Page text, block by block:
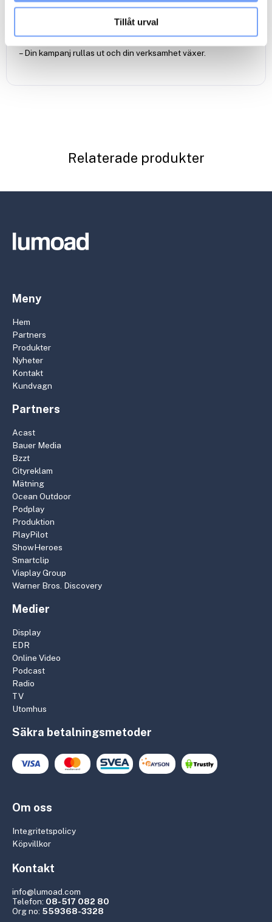
Tillåt urval
reklambyrå/produktionsbolag till Acast via
reklamfilmsdistributörenAdtoox.
– Din kampanj rullas ut och din verksamhet växer.
Relaterade produkter
Meny
Hem
Partners
Produkter
Nyheter
Kontakt
Kundvagn
Partners
Acast
Bauer Media
Bzzt
Cityreklam
Mätning
Ocean Outdoor
Podplay
Produktion
PlayPilot
ShowHeroes
Smartclip
Viaplay Group
Warner Bros. Discovery
Medier
Display
EDR
Online Video
Podcast
Radio
TV
Utomhus
Säkra betalningsmetoder
Om oss
Integritetspolicy
Köpvillkor
Kontakt
info@lumoad.com
Telefon: 08-517 082 80
Org no: 559368-3328